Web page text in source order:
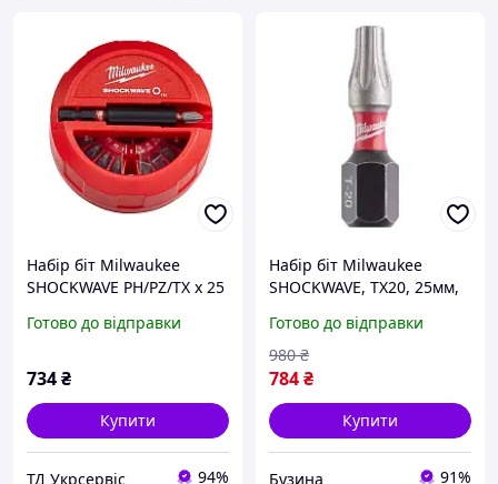
Набір біт Milwaukee
SHOCKWAVE PH/PZ/TX x 25
Готово до відправки
734₴
Купити
ТД Укрсервіс 94%
Набір біт Milwaukee
SHOCKWAVE, TX20, 25мм,
Готово до відправки
784₴
980 ₴
Купити
Бузина 91%